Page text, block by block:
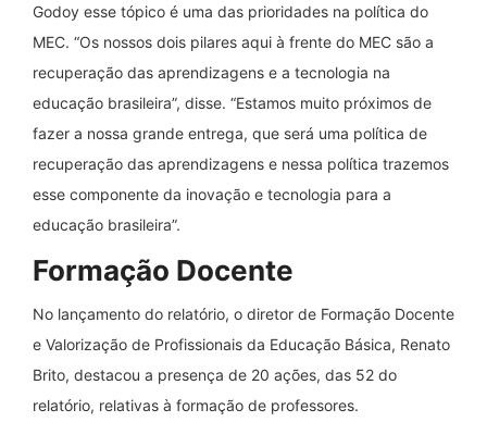
Godoy esse tópico é uma das prioridades na política do
MEC. “Os nossos dois pilares aqui à frente do MEC são a
recuperação das aprendizagens e a tecnologia na
educação brasileira”, disse. “Estamos muito próximos de
fazer a nossa grande entrega, que será uma política de
recuperação das aprendizagens e nessa política trazemos
esse componente da inovação e tecnologia para a
educação brasileira”.
Formação Docente
No lançamento do relatório, o diretor de Formação Docente
e Valorização de Profissionais da Educação Básica, Renato
Brito, destacou a presença de 20 ações, das 52 do
relatório, relativas à formação de professores.